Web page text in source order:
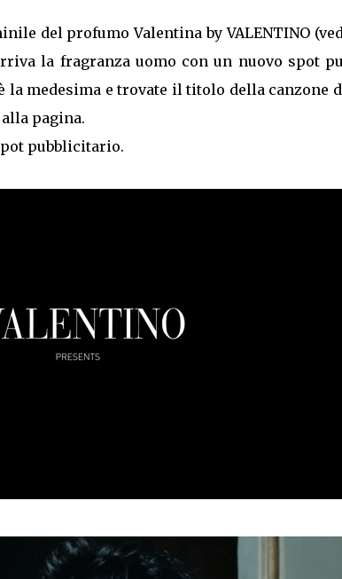
del profumo Valentina by VALENTINO
la fragranza uomo con un nuovo spot
la medesima e trovate il titolo della canzone
pagina.
pubblicitario.